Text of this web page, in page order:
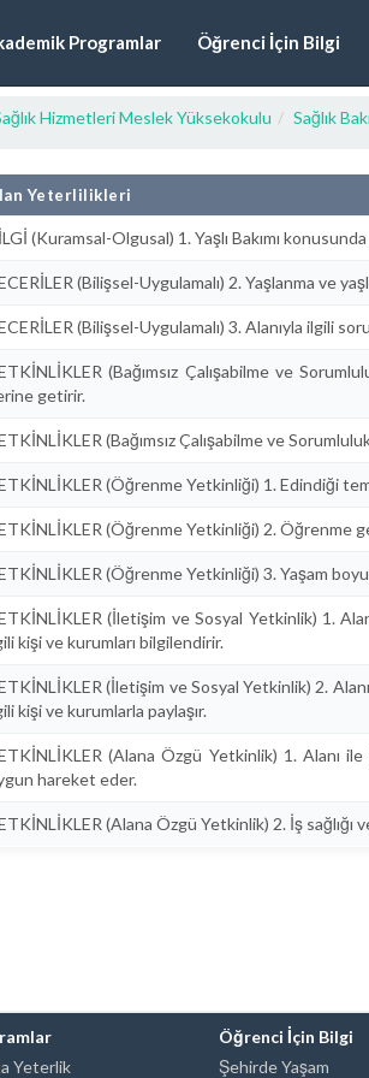
Programlar Öğrenci İçin Bilgi
Hizmetleri Meslek Yüksekokulu Sağlık
Yeterlilikleri
(Kuramsal-Olgusal) 1. Yaşlı Bakımı
(Bilişsel-Uygulamalı) 2. Yaşlanma ve
(Bilişsel-Uygulamalı) 3. Alanıyla ilgili
(Bağımsız Çalışabilme ve
getirir.
(Bağımsız Çalışabilme ve
(Öğrenme Yetkinliği) 1. Edindiği
(Öğrenme Yetkinliği) 2. Öğrenme
(Öğrenme Yetkinliği) 3. Yaşam
(İletişim ve Sosyal Yetkinlik) 1.
kişi ve kurumları bilgilendirir.
(İletişim ve Sosyal Yetkinlik) 2.
kişi ve kurumlarla paylaşır.
(Alana Özgü Yetkinlik) 1. Alanı
hareket eder.
(Alana Özgü Yetkinlik) 2. İş sağlığı
Yeterlik
Öğrenci İçin Bilgi
Şehirde Yaşam